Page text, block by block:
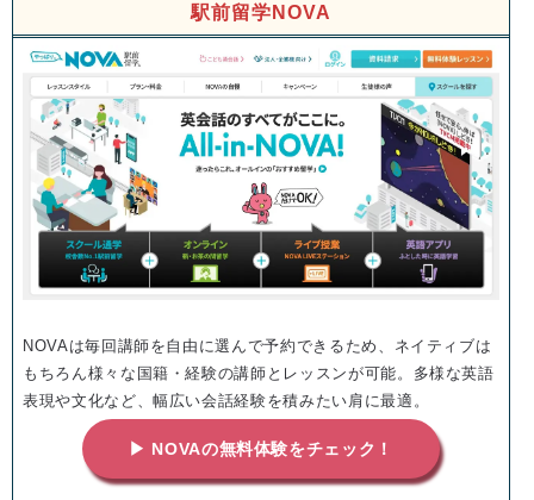
駅前留学NOVA
NOVAは毎回講師を自由に選んで予約できるため、ネイティブは
もちろん様々な国籍・経験の講師とレッスンが可能。多様な英語
表現や文化など、幅広い会話経験を積みたい肩に最適。
▶ NOVAの無料体験をチェック！